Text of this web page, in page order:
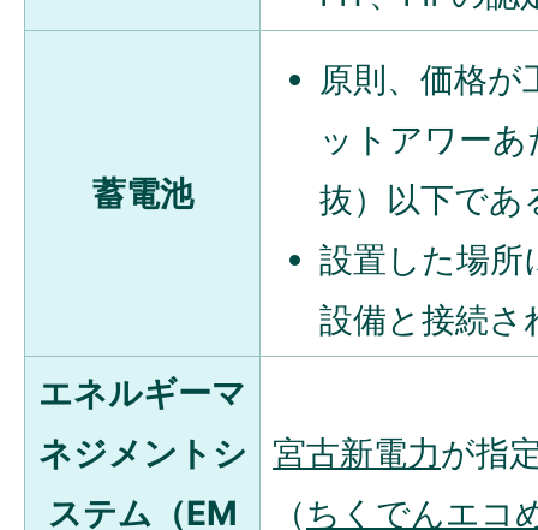
蓄電池
原則、価格が
ットアワー
抜）以下であ
設置した場所
設備と接続さ
エネルギーマ
ネジメントシ
ステム（EM
宮古新電力が指
（ちくでんエコ